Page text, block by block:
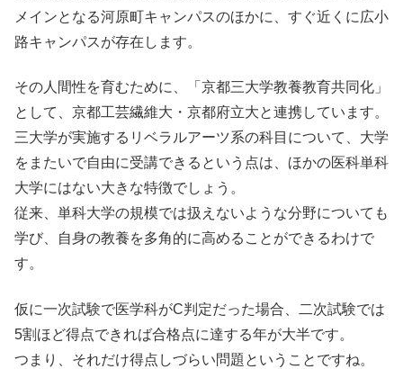
メインとなる河原町キャンパスのほかに、すぐ近くに広小
路キャンパスが存在します。
その人間性を育むために、「京都三大学教養教育共同化」
として、京都工芸繊維大・京都府立大と連携しています。
三大学が実施するリベラルアーツ系の科目について、大学
をまたいで自由に受講できるという点は、ほかの医科単科
大学にはない大きな特徴でしょう。
従来、単科大学の規模では扱えないような分野についても
学び、自身の教養を多角的に高めることができるわけで
す。
仮に一次試験で医学科がC判定だった場合、二次試験では
5割ほど得点できれば合格点に達する年が大半です。
つまり、それだけ得点しづらい問題ということですね。